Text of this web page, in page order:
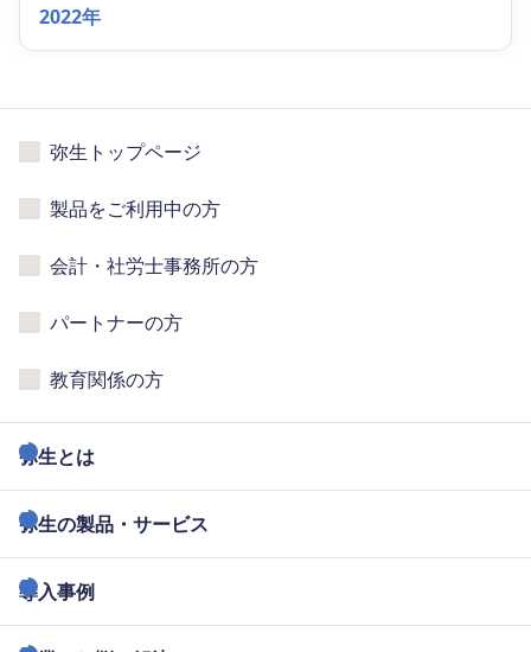
2022年
弥生トップページ
製品をご利用中の方
会計・社労士事務所の方
パートナーの方
教育関係の方
弥生とは
弥生の製品・サービス
導入事例